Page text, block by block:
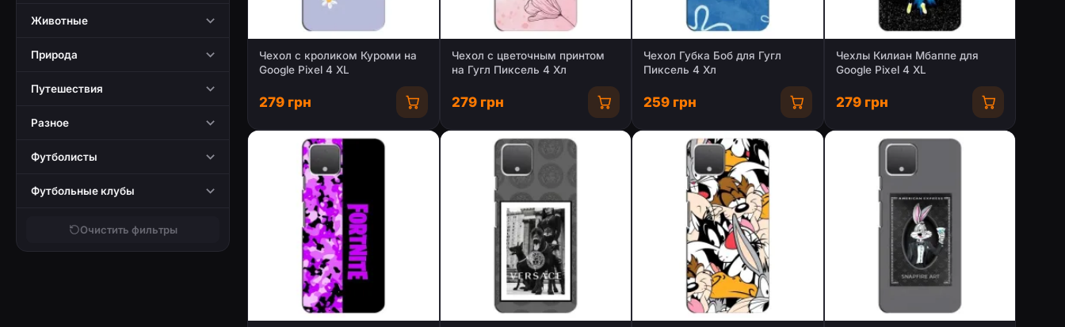
Животные
Природа
Путешествия
Разное
Футболисты
Футбольные клубы
Очистить фильтры
Чехол с кроликом Куроми на
Google Pixel 4 XL
279 грн
Чехол с цветочным принтом
на Гугл Пиксель 4 Хл
279 грн
Чехол Губка Боб для Гугл
Пиксель 4 Хл
259 грн
Чехлы Килиан Мбаппе для
Google Pixel 4 XL
279 грн